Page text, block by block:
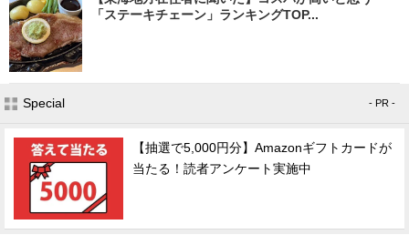
「ステーキチェーン」ランキングTOP...
Special - PR -
【抽選で5,000円分】Amazonギフトカードが
当たる！読者アンケート実施中